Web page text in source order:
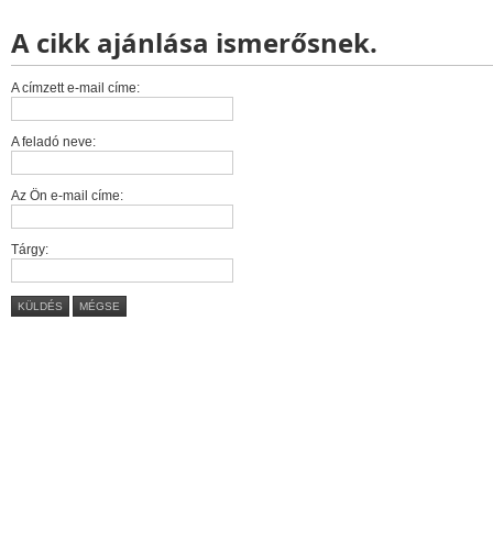
A cikk ajánlása ismerősnek.
A címzett e-mail címe:
A feladó neve:
Az Ön e-mail címe:
Tárgy:
KÜLDÉS MÉGSE